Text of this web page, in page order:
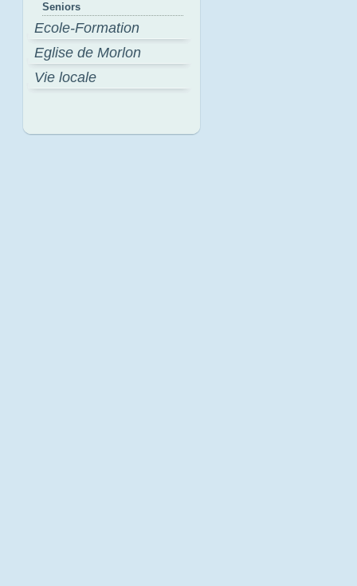
Seniors
Ecole-Formation
Eglise de Morlon
Vie locale